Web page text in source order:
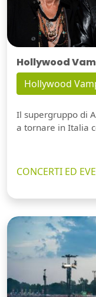
Hollywood
Hollywood
Il supergruppo di
a tornare in Italia
CONCERTI ED